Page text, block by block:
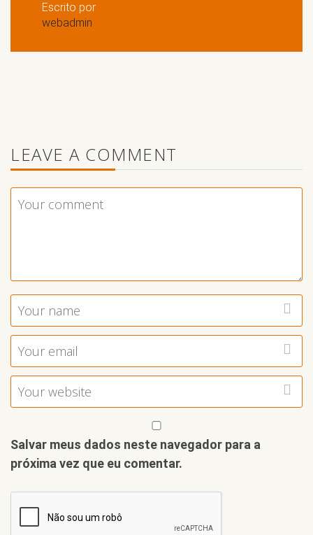
Escrito por
webadmin
LEAVE A COMMENT
Salvar meus dados neste navegador para a
próxima vez que eu comentar.